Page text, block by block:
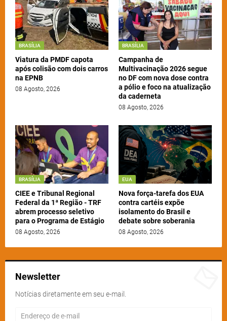
BRASÍLIA
Viatura da PMDF capota
após colisão com dois carros
na EPNB
08 Agosto, 2026
BRASÍLIA
Campanha de
Multivacinação 2026 segue
no DF com nova dose contra
a pólio e foco na atualização
da caderneta
08 Agosto, 2026
BRASÍLIA
CIEE e Tribunal Regional
Federal da 1ª Região - TRF
abrem processo seletivo
para o Programa de Estágio
08 Agosto, 2026
EUA
Nova força-tarefa dos EUA
contra cartéis expõe
isolamento do Brasil e
debate sobre soberania
08 Agosto, 2026
Newsletter
Notícias diretamente em seu e-mail.